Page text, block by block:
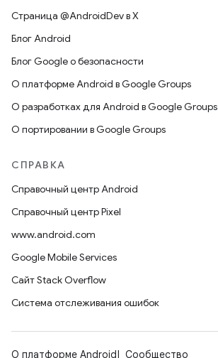
Страница @AndroidDev в X
Блог Android
Блог Google о безопасности
О платформе Android в Google Groups
О разработках для Android в Google Groups
О портировании в Google Groups
СПРАВКА
Справочный центр Android
Справочный центр Pixel
www.android.com
Google Mobile Services
Сайт Stack Overflow
Система отслеживания ошибок
О платформе Android Сообщество